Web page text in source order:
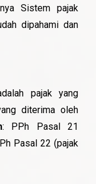
Sistem pajak
dipahami dan
pajak yang
diterima oleh
: PPh Pasal 21
Pasal 22 (pajak